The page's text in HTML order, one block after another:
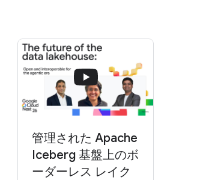
管理された Apache
Iceberg 基盤上のボ
ーダーレス レイク